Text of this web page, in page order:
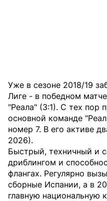
Уже в сезоне 2018/19
Лиге - в победном
"Реала" (3:1). С тех пор
основной команде
номер 7. В его активе
2026).
Быстрый, техничный и
дриблингом и
флангах. Регулярно
сборные Испании, а в
главную национальную